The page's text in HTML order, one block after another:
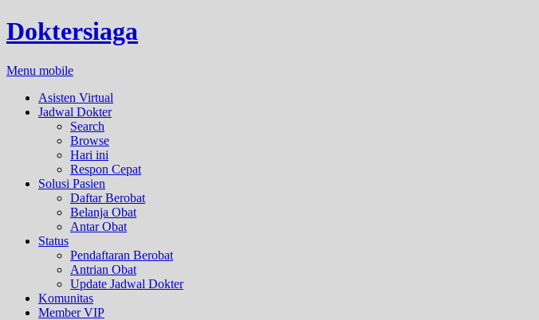
Doktersiaga
Menu mobile
Asisten Virtual
Jadwal Dokter
Search
Browse
Hari ini
Respon Cepat
Solusi Pasien
Daftar Berobat
Belanja Obat
Antar Obat
Status
Pendaftaran Berobat
Antrian Obat
Update Jadwal Dokter
Komunitas
Member VIP